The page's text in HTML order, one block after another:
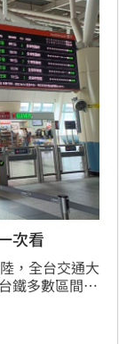
次看
，全台交通大
鐵多數區間停
運有13條航